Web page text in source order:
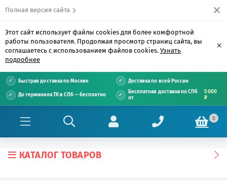
Полная версия сайта
Этот сайт использует файлы cookies для более комфортной
работы пользователя. Продолжая просмотр страниц сайта, вы
соглашаетесь с использованием файлов cookies. Узнать
подробнее
×
Быстрая доставка по Москве Доставка по всей России
До терминала ТК в СПб — бесплатно
Бесплатная доставка по СПб
от
5 000
₽
0
КАТАЛОГ ТОВАРОВ